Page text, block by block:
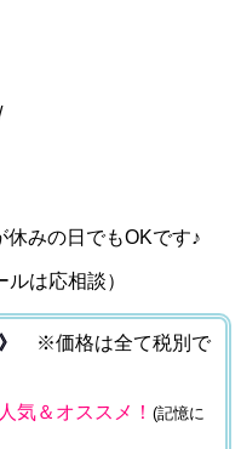
みの日でもOKです♪
は応相談）
》
※価格は全て税別で
気＆オススメ！ (記憶に